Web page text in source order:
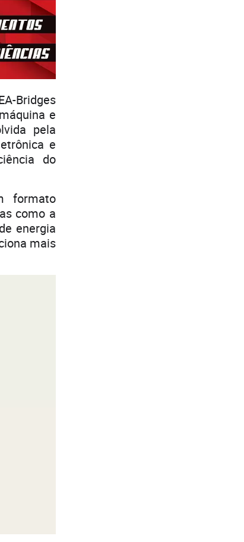
Bridges
e
pela
e
do
formato
como a
energia
mais